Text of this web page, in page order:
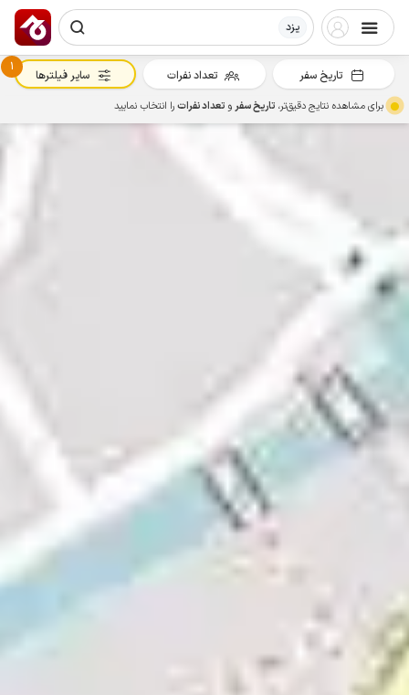
یزد
تاریخ سفر تعداد نفرات
1
سایر فیلترها
برای مشاهده نتایج دقیق‌تر، تاریخ سفرو تعداد نفراترا انتخاب نمایید